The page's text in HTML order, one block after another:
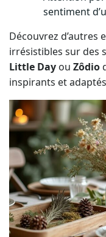
Découvrez d’autres
irrésistibles sur des
Little DayouZôdio
inspirants et